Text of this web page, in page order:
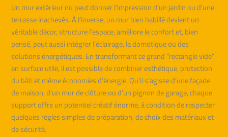
Un mur extérieur nu peut donner l’impression d’un jardin ou d’une
terrasse inachevés. À l’inverse, un mur bien habillé devient un
véritable décor, structure l’espace, améliore le confort et, bien
pensé, peut aussi intégrer l’éclairage, la domotique ou des
solutions énergétiques. En transformant ce grand “rectangle vide”
en surface utile, il est possible de combiner esthétique, protection
du bâti et même économies d’énergie. Qu’il s’agisse d’une façade
de maison, d’un mur de clôture ou d’un pignon de garage, chaque
support offre un potentiel créatif énorme, à condition de respecter
quelques règles simples de préparation, de choix des matériaux et
de sécurité.